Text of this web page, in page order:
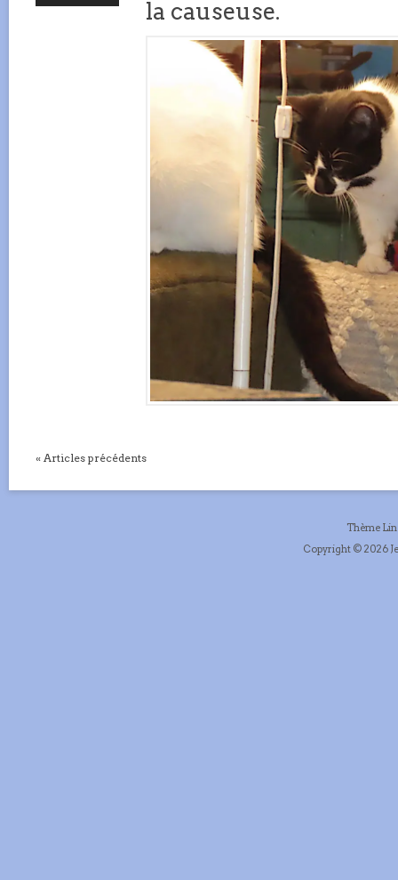
la causeuse.
« Articles précédents
Thème
Copyright © 2026